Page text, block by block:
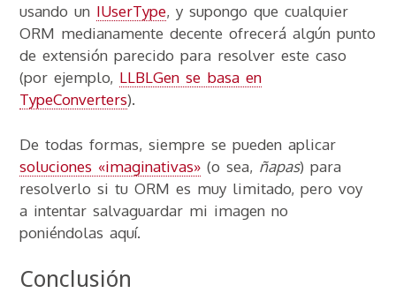
usando un IUserType, y supongo que cualquier
ORM medianamente decente ofrecerá algún punto
de extensión parecido para resolver este caso
(por ejemplo, LLBLGen se basa en
TypeConverters).
De todas formas, siempre se pueden aplicar
soluciones «imaginativas» (o sea, ñapas) para
resolverlo si tu ORM es muy limitado, pero voy
a intentar salvaguardar mi imagen no
poniéndolas aquí.
Conclusión